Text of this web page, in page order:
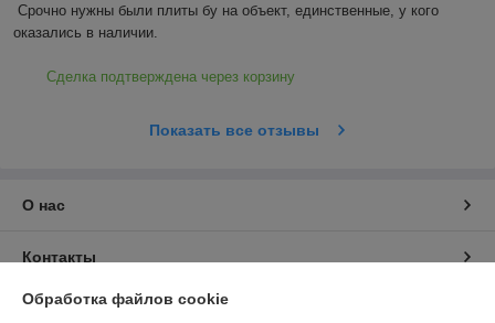
Срочно нужны были плиты бу на объект, единственные, у кого
оказались в наличии.
Сделка подтверждена через корзину
Показать все отзывы
О нас
Контакты
Доставка и оплата
Обработка файлов cookie